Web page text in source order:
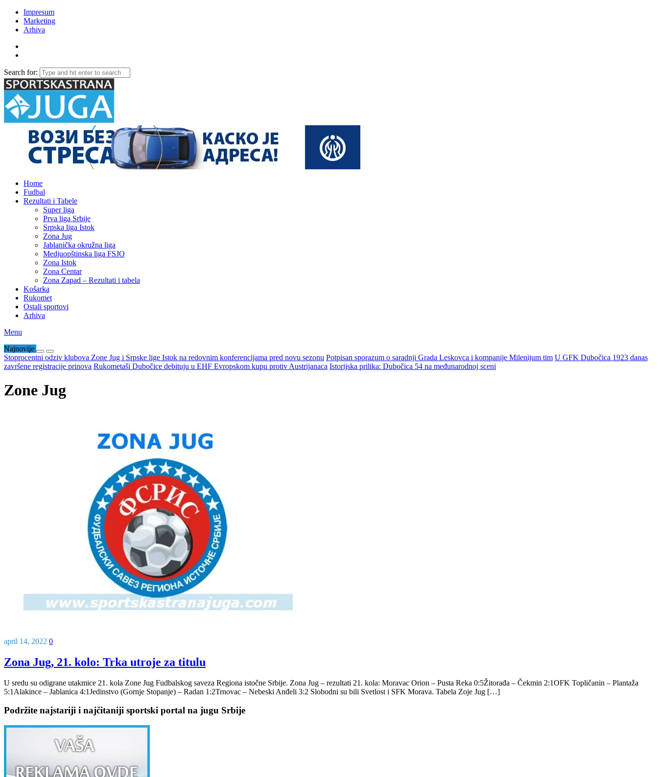
Impresum
Marketing
Arhiva
Search for:
Home
Fudbal
Rezultati i Tabele
Super liga
Prva liga Srbije
Srpska liga Istok
Zona Jug
Jablanička okružna liga
Medjuopštinska liga FSJO
Zona Istok
Zona Centar
Zona Zapad – Rezultati i tabela
Košarka
Rukomet
Ostali sportovi
Arhiva
Menu
Najnovije
Stoprocentni odziv klubova Zone Jug i Srpske lige Istok na redovnim konferencijama pred novu sezonu Potpisan sporazum o saradnji Grada Leskovca i kompanije Milenijum tim U GFK Dubočica 1923 danas
završene registracije prinova Rukometaši Dubočice debituju u EHF Evropskom kupu protiv Austrijanaca Istorijska prilika: Dubočica 54 na međunarodnoj sceni
Zone Jug
april 14, 2022 0
Zona Jug, 21. kolo: Trka utroje za titulu
U sredu su odigrane utakmice 21. kola Zone Jug Fudbalskog saveza Regiona istočne Srbije. Zona Jug – rezultati 21. kola: Moravac Orion – Pusta Reka 0:5Žitorađa – Čekmin 2:1OFK Topličanin – Plantaža
5:1Alakince – Jablanica 4:1Jedinstvo (Gornje Stopanje) – Radan 1:2Trnovac – Nebeski Anđeli 3:2 Slobodni su bili Svetlost i SFK Morava. Tabela Zoje Jug […]
Podržite najstariji i najčitaniji sportski portal na jugu Srbije